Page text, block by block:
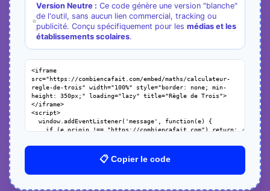
Version Neutre : Ce code génère une version "blanche"
de l'outil, sans aucun lien commercial, tracking ou
publicité. Conçu spécifiquement pour les médias et les
établissements scolaires.
📋 Copier le code